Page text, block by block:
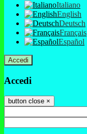
Italiano
English
Deutsch
Français
Español
Accedi
Accedi
button close ×